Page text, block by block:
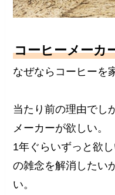
コーヒーメーカ
なぜならコーヒーを
当たり前の理由でし
メーカーが欲しい。
1年ぐらいずっと欲
の雑念を解消したい
い。